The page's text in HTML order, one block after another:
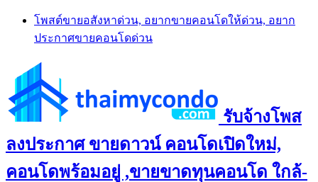
Skip
content
โพสต์ขายอสังหาด่วน, อยากขายคอนโดให้ด่วน, อยาก
ประกาศขายคอนโดด่วน
รับจ้างโพส
ลงประกาศ ขายดาวน์ คอนโดเปิดใหม่,
คอนโดพร้อมอยู่ ,ขายขาดทุนคอนโด ใกล้-